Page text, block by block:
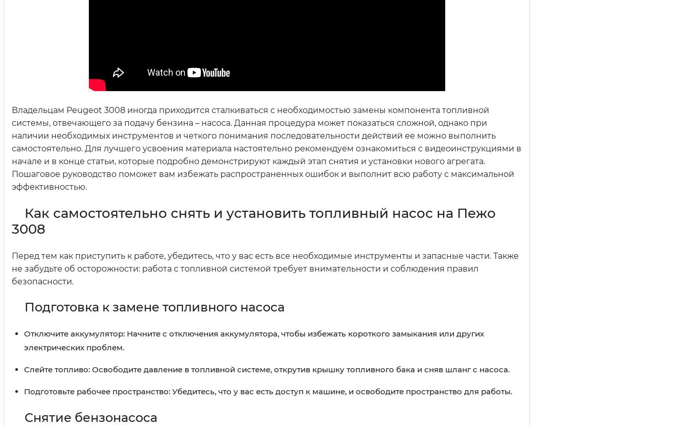
Владельцам Peugeot 3008 иногда приходится сталкиваться с необходимостью замены компонента топливной
системы, отвечающего за подачу бензина – насоса. Данная процедура может показаться сложной, однако при
наличии необходимых инструментов и четкого понимания последовательности действий ее можно выполнить
самостоятельно. Для лучшего усвоения материала настоятельно рекомендуем ознакомиться с видеоинструкциями в
начале и в конце статьи, которые подробно демонстрируют каждый этап снятия и установки нового агрегата.
Пошаговое руководство поможет вам избежать распространенных ошибок и выполнит всю работу с максимальной
эффективностью.
Как самостоятельно снять и установить топливный насос на Пежо
3008
Перед тем как приступить к работе, убедитесь, что у вас есть все необходимые инструменты и запасные части. Также
не забудьте об осторожности: работа с топливной системой требует внимательности и соблюдения правил
безопасности.
Подготовка к замене топливного насоса
Отключите аккумулятор: Начните с отключения аккумулятора, чтобы избежать короткого замыкания или других
электрических проблем.
Слейте топливо: Освободите давление в топливной системе, открутив крышку топливного бака и сняв шланг с насоса.
Подготовьте рабочее пространство: Убедитесь, что у вас есть доступ к машине, и освободите пространство для работы.
Снятие бензонасоса